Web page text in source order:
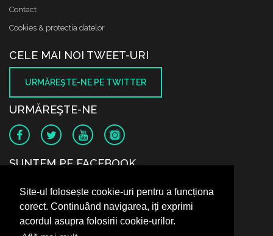
Site-ul folosește cookie-uri pentru a funcționa
corect. Continuând navigarea, iți exprimi
acordul asupra folosirii cookie-urilor.
Contact
Cookies & protectia datelor
CELE MAI NOI TWEET-URI
URMĂREŞTE-NE PE TWITTER
URMĂREŞTE-NE
SUNTEM PE FACEBOOK